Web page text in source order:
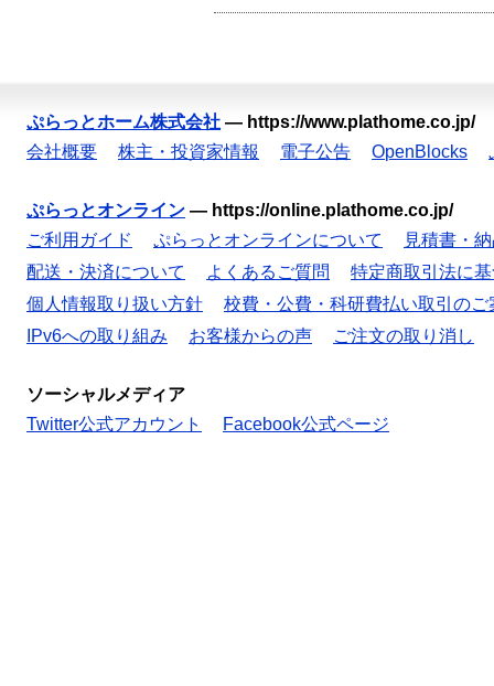
ぷらっとホーム株式会社 — https://www.plathome.co.jp/
会社概要
株主・投資家情報 電子公告 OpenBlocks
ぷらっとオンライン — https://online.plathome.co.jp/
ご利用ガイド
ぷらっとオンラインについて
見積書・
配送・決済について
よくあるご質問
特定商取引法に
個人情報取り扱い方針
校費・公費・科研費払い取引のご
IPv6への取り組み
お客様からの声 ご注文の取り消し
ソーシャルメディア
Twitter公式アカウント
Facebook公式ページ